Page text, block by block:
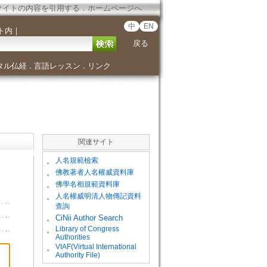
イトの内容を引用する．ホームページへ
内 ｜ 中 EN
戻る
ル仏経． 言語レッスン ． リンク
関連サイト
。 人名規範檢索
。 佛教著者人名權威資料庫
。 佛學名相規範資料庫
。
人名權威明清人物傳記資料
查詢
。
CiNii Author Search
。
Library of Congress
Authorities
。
VIAF(Virtual International
Authority File)